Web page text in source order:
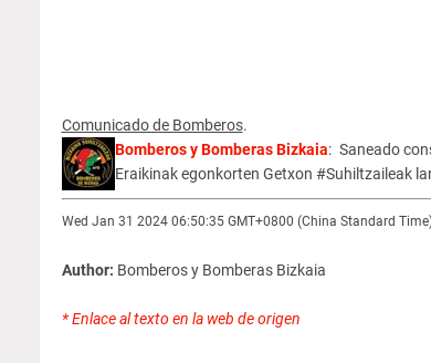
Comunicado de Bomberos.
Bomberos y Bomberas Bizkaia: Saneado
Eraikinak egonkorten Getxon #Suhiltzaileak
Wed Jan 31 2024 06:50:35 GMT+0800 (China Standard
Author: Bomberos y Bomberas Bizkaia
* Enlace al texto en la web de origen